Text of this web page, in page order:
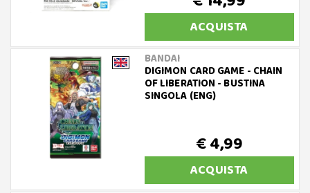
ACQUISTA
BANDAI
DIGIMON CARD GAME - CHAIN
OF LIBERATION - BUSTINA
SINGOLA (ENG)
€ 4,99
ACQUISTA